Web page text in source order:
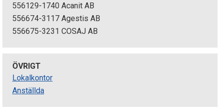
556129-1740 Acanit AB
556674-3117 Agestis AB
556675-3231 COSAJ AB
ÖVRIGT
Lokalkontor
Anställda